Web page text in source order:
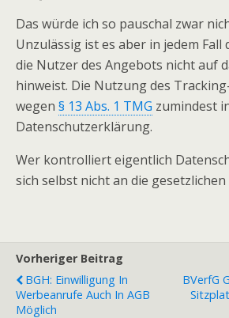
Das würde ich so pauschal zwar
Unzulässig ist es aber in jedem Fall
die Nutzer des Angebots nicht auf
hinweist. Die Nutzung des
wegen § 13 Abs. 1 TMG zumindest
Datenschutzerklärung.
Wer kontrolliert eigentlich
sich selbst nicht an die
Vorheriger Beitrag
BGH: Einwilligung In
Werbeanrufe Auch In AGB
Möglich
BVerfG